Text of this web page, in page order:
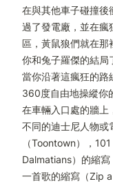
在與其他車子碰撞後
過了發電廠，並在瘋
區，黃鼠狼們就在那
你和兔子羅傑的結局
當你沿著這瘋狂的路
360度自由地操縱你
在車輛入口處的牆上
不同的迪士尼人物
（Toontown），
Dalmatians）的縮
一首歌的縮寫（Zip